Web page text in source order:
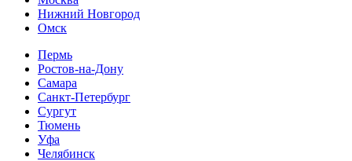
Нижний Новгород
Омск
Пермь
Ростов-на-Дону
Самара
Санкт-Петербург
Сургут
Тюмень
Уфа
Челябинск